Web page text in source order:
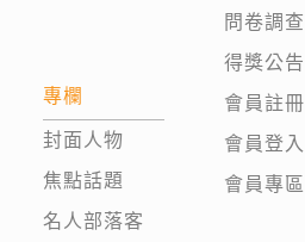
專欄
封面人物
焦點話題
名人部落客
問卷調查
得獎公告
會員註冊
會員登入
會員專區